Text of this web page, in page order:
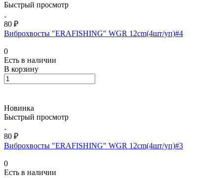
Быстрый просмотр
80 ₽
Виброхвосты "ERAFISHING" WGR 12cm(4шт/уп)#4
0
Есть в наличии
В корзину
Новинка
Быстрый просмотр
80 ₽
Виброхвосты "ERAFISHING" WGR 12cm(4шт/уп)#3
0
Есть в наличии